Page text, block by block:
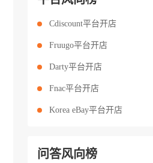
Cdiscount平台开店
Fruugo平台开店
Darty平台开店
Fnac平台开店
Korea eBay平台开店
问答风向榜